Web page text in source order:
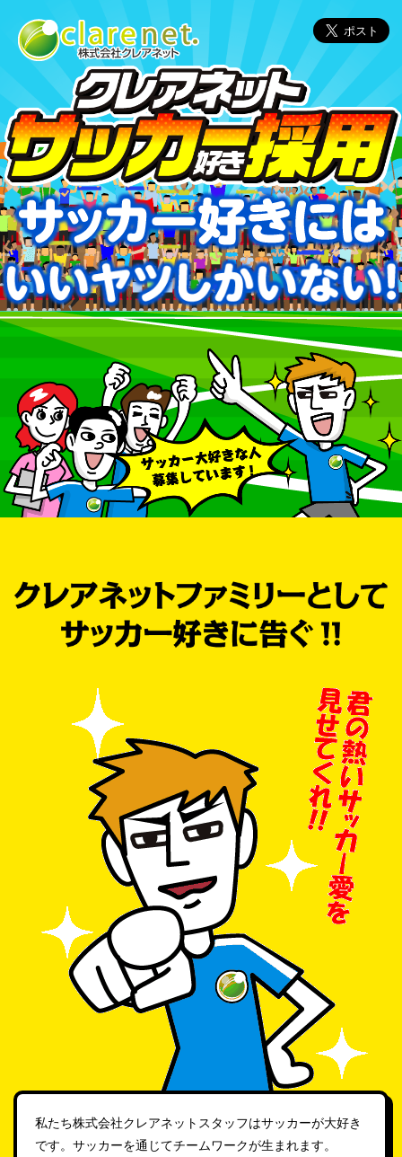
私たち株式会社クレアネットスタッフはサッカーが大好き
です。サッカーを通じてチームワークが生まれます。